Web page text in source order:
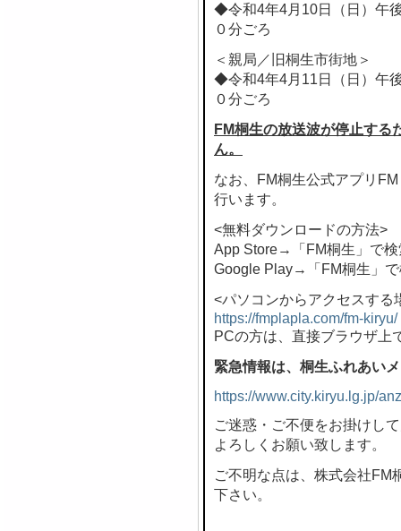
◆令和4年4月10日（日）午
０分ごろ
＜親局／旧桐生市街地＞
◆令和4年4月11日（日）午
０分ごろ
FM桐生の放送波が停止する
ん。
なお、FM桐生公式アプリ
行います。
<無料ダウンロードの方法>
App Store→「FM桐生」で検
Google Play→「FM桐生」
<パソコンからアクセスする
https://fmplapla.com/fm-kiryu/
PCの方は、直接ブラウザ上
緊急情報は、桐生ふれあい
https://www.city.kiryu.lg.jp/
ご迷惑・ご不便をお掛けし
よろしくお願い致します。
ご不明な点は、株式会社FM
下さい。